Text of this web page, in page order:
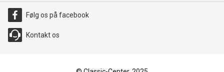
Følg os på facebook
Kontakt os